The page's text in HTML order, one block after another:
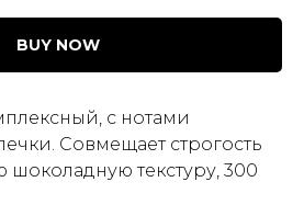
BUY NOW
с нотами
Совмещает строгость
шоколадную текстуру, 300